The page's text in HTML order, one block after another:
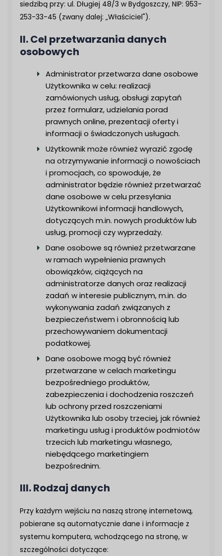
siedzibą przy: ul. Długiej 48/3 w Bydgoszczy, NIP: 953-
253-33-45 (zwany dalej: „Właściciel").
II. Cel przetwarzania danych
osobowych
Administrator przetwarza dane osobowe
Użytkownika w celu: realizacji
zamówionych usług, obsługi zapytań
przez formularz, udzielania porad
prawnych online, prezentacji oferty i
informacji o świadczonych usługach.
Użytkownik może również wyrazić zgodę
na otrzymywanie informacji o nowościach
i promocjach, co spowoduje, że
administrator będzie również przetwarzać
dane osobowe w celu przesyłania
Użytkownikowi informacji handlowych,
dotyczących m.in. nowych produktów lub
usług, promocji czy wyprzedaży.
Dane osobowe są również przetwarzane
w ramach wypełnienia prawnych
obowiązków, ciążących na
administratorze danych oraz realizacji
zadań w interesie publicznym, m.in. do
wykonywania zadań związanych z
bezpieczeństwem i obronnością lub
przechowywaniem dokumentacji
podatkowej.
Dane osobowe mogą być również
przetwarzane w celach marketingu
bezpośredniego produktów,
zabezpieczenia i dochodzenia roszczeń
lub ochrony przed roszczeniami
Użytkownika lub osoby trzeciej, jak również
marketingu usług i produktów podmiotów
trzecich lub marketingu własnego,
niebędącego marketingiem
bezpośrednim.
III. Rodzaj danych
Przy każdym wejściu na naszą stronę internetową,
pobierane są automatycznie dane i informacje z
systemu komputera, wchodzącego na stronę, w
szczególności dotyczące: